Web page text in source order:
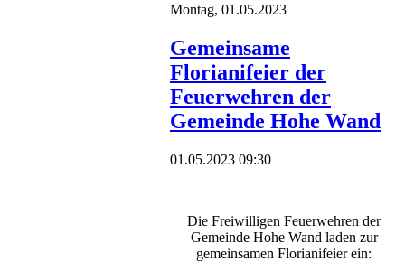
Montag, 01.05.2023
Gemeinsame
Florianifeier der
Feuerwehren der
Gemeinde Hohe Wand
01.05.2023 09:30
Die Freiwilligen Feuerwehren der
Gemeinde Hohe Wand laden zur
gemeinsamen Florianifeier ein: